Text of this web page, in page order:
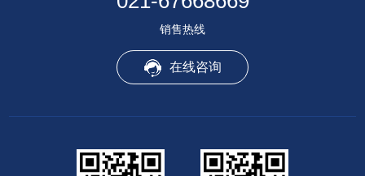
销售热线
在线咨询